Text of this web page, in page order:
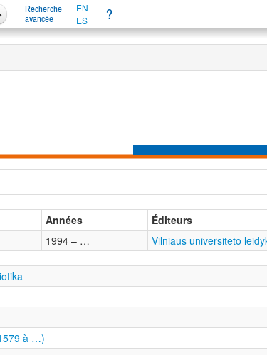
Recherche
avancée
EN
ES
?
Années Éditeurs
1994 – … Vilniaus universiteto
à …)